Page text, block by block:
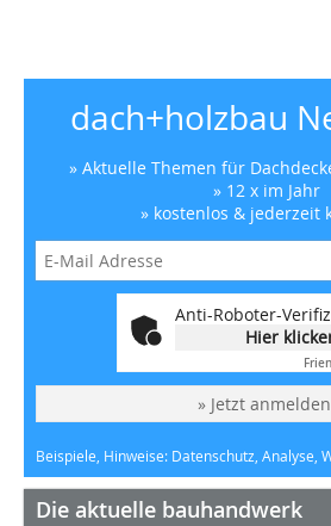
dach+holzbau
» Aktuelle Themen für
» 12 x im Jahr
» kostenlos & jederzeit
Anti-Roboter-
Hier
» Jetzt
Beispiele, Hinweise: Datenschutz, Analyse,
Die aktuelle bauhandwerk